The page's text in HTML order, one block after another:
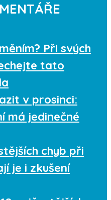
Při svých
tato
v prosinci:
má jedinečné
chyb při
je i zkušení